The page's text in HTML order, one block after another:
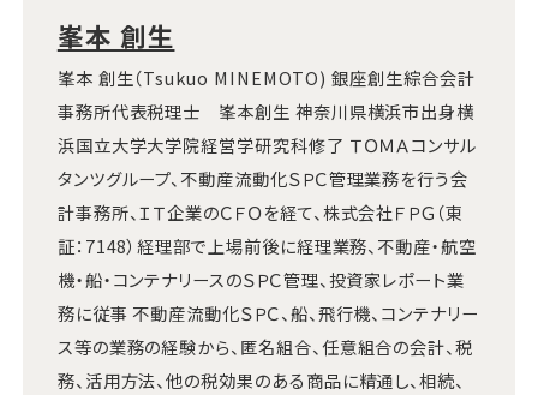
峯本 創生
峯本 創生（Tsukuo MINEMOTO) 銀座創生綜合会計
事務所代表税理士 峯本創生 神奈川県横浜市出身横
浜国立大学大学院経営学研究科修了 ＴＯＭＡコンサル
タンツグループ、不動産流動化ＳＰＣ管理業務を行う会
計事務所、ＩＴ企業のＣＦＯを経て、株式会社ＦＰＧ（東
証：7148）経理部で上場前後に経理業務、不動産・航空
機・船・コンテナリースのＳＰＣ管理、投資家レポート業
務に従事 不動産流動化ＳＰＣ、船、飛行機、コンテナリー
ス等の業務の経験から、匿名組合、任意組合の会計、税
務、活用方法、他の税効果のある商品に精通し、相続、